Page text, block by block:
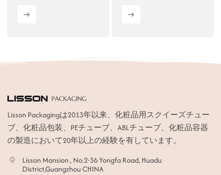
Lisson Packagingは2013年以来、化粧品用スクイーズチュー
ブ、化粧品包装、PEチューブ、ABLチューブ、化粧品容器
の製造において20年以上の経験を有しています。
Lisson Mansion , No.2-36 Yongfa Road, Huadu
District,Guangzhou CHINA